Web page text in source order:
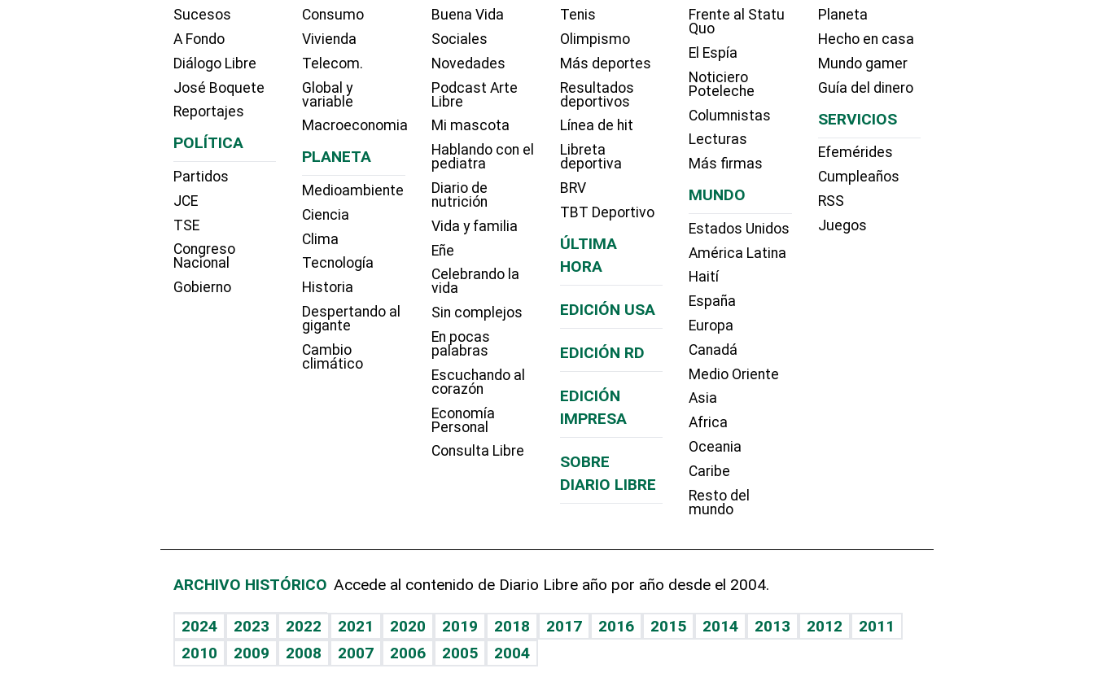
Sucesos
A Fondo
Diálogo Libre
José Boquete
Reportajes
POLÍTICA
Partidos
JCE
TSE
Congreso
Nacional
Gobierno
Consumo
Vivienda
Telecom.
Global y
variable
Macroeconomia
PLANETA
Medioambiente
Ciencia
Clima
Tecnología
Historia
Despertando al
gigante
Cambio
climático
Buena Vida
Sociales
Novedades
Podcast Arte
Libre
Mi mascota
Hablando con el
pediatra
Diario de
nutrición
Vida y familia
Eñe
Celebrando la
vida
Sin complejos
En pocas
palabras
Escuchando al
corazón
Economía
Personal
Consulta Libre
Tenis
Olimpismo
Más deportes
Resultados
deportivos
Línea de hit
Libreta
deportiva
BRV
TBT Deportivo
ÚLTIMA
HORA
EDICIÓN USA
EDICIÓN RD
EDICIÓN
IMPRESA
SOBRE
DIARIO LIBRE
Frente al Statu
Quo
El Espía
Noticiero
Poteleche
Columnistas
Lecturas
Más firmas
MUNDO
Estados Unidos
América Latina
Haití
España
Europa
Canadá
Medio Oriente
Asia
Africa
Oceania
Caribe
Resto del
mundo
Planeta
Hecho en casa
Mundo gamer
Guía del dinero
SERVICIOS
Efemérides
Cumpleaños
RSS
Juegos
ARCHIVO HISTÓRICO Accede al contenido de Diario Libre año por año desde el 2004.
2024 2023 2022 2021 2020 2019 2018 2017 2016 2015 2014 2013 2012
2011
2010
2009 2008 2007 2006 2005 2004